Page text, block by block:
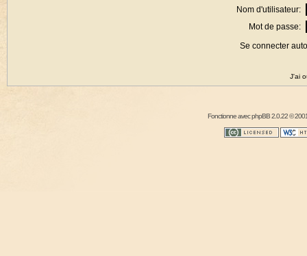
Nom d'utilisateur:
Mot de passe:
Se connecter
J'ai
Fonctionne avecphpBB2.0.22 ©